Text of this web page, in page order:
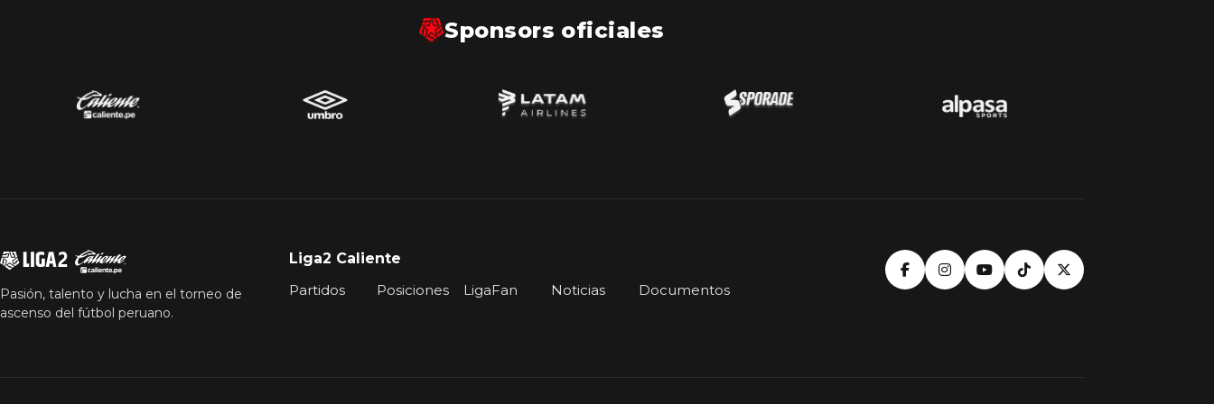
Sponsors oficiales
Pasión, talento y lucha en el torneo de
ascenso del fútbol peruano.
Liga2 Caliente
Partidos
Posiciones LigaFan Noticias Documentos